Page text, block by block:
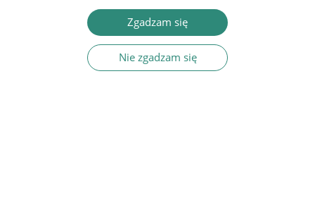
Zgadzam się
Nie zgadzam się
Wojciech Sroczyński
Nauczyciel wobec kapitału wspólnoty